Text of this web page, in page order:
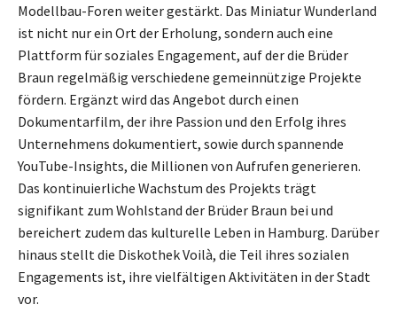
Modellbau-Foren weiter gestärkt. Das Miniatur Wunderland
ist nicht nur ein Ort der Erholung, sondern auch eine
Plattform für soziales Engagement, auf der die Brüder
Braun regelmäßig verschiedene gemeinnützige Projekte
fördern. Ergänzt wird das Angebot durch einen
Dokumentarfilm, der ihre Passion und den Erfolg ihres
Unternehmens dokumentiert, sowie durch spannende
YouTube-Insights, die Millionen von Aufrufen generieren.
Das kontinuierliche Wachstum des Projekts trägt
signifikant zum Wohlstand der Brüder Braun bei und
bereichert zudem das kulturelle Leben in Hamburg. Darüber
hinaus stellt die Diskothek Voilà, die Teil ihres sozialen
Engagements ist, ihre vielfältigen Aktivitäten in der Stadt
vor.